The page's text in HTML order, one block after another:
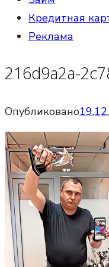
Кредитная
Реклама
216d9a2a-
Опубликовано